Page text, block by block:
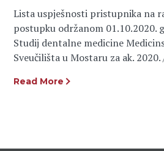
Lista uspješnosti pristupnika na
postupku održanom 01.10.2020.
Studij dentalne medicine
Sveučilišta u Mostaru za ak.
Read More